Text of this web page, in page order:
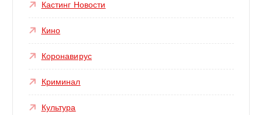
Кастинг Новости
Кино
Коронавирус
Криминал
Культура